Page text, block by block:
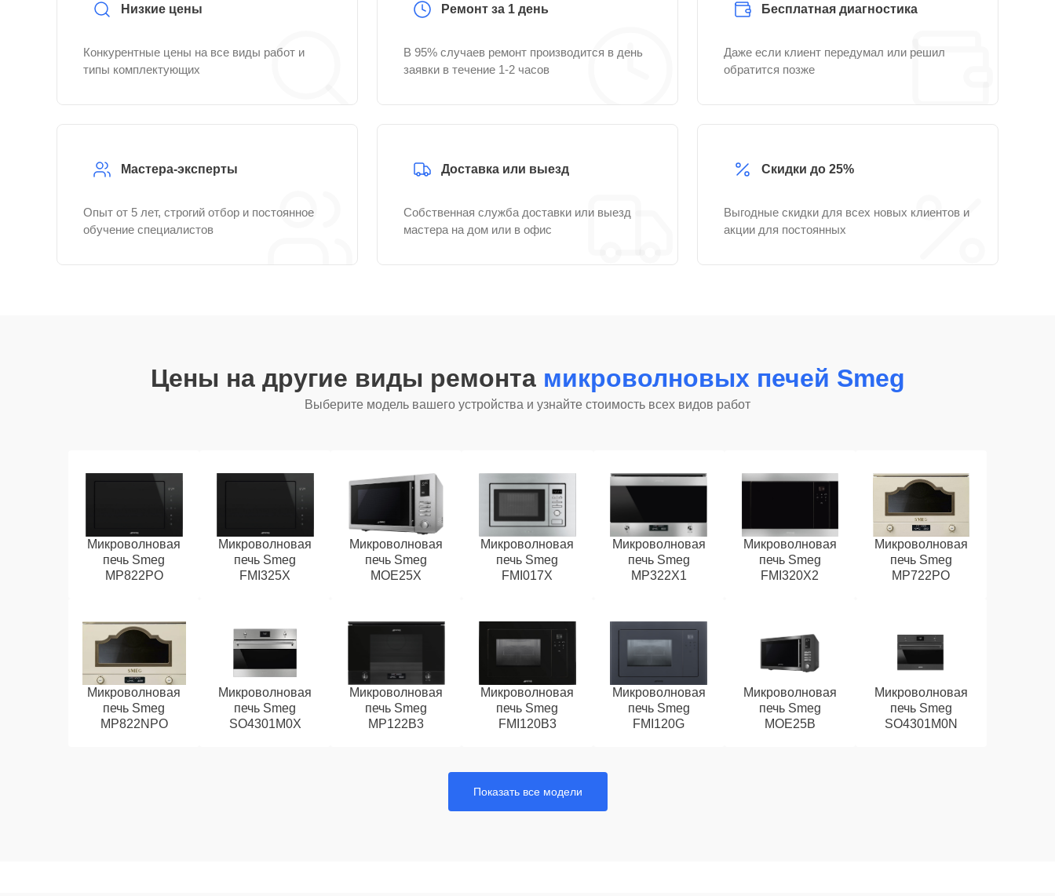
Низкие цены
Конкурентные цены на все виды работ и
типы комплектующих
Ремонт за 1 день
В 95% случаев ремонт производится в день
заявки в течение 1-2 часов
Бесплатная диагностика
Даже если клиент передумал или решил
обратится позже
Мастера-эксперты
Опыт от 5 лет, строгий отбор и постоянное
обучение специалистов
Доставка или выезд
Собственная служба доставки или выезд
мастера на дом или в офис
Скидки до 25%
Выгодные скидки для всех новых клиентов и
акции для постоянных
Цены на другие виды ремонта микроволновых печей Smeg
Выберите модель вашего устройства и узнайте стоимость всех видов работ
Микроволновая
печь Smeg
MP822PO
Микроволновая
печь Smeg
FMI325X
Микроволновая
печь Smeg
MOE25X
Микроволновая
печь Smeg
FMI017X
Микроволновая
печь Smeg
MP322X1
Микроволновая
печь Smeg
FMI320X2
Микроволновая
печь Smeg
MP722PO
Микроволновая
печь Smeg
MP822NPO
Микроволновая
печь Smeg
SO4301M0X
Микроволновая
печь Smeg
MP122B3
Микроволновая
печь Smeg
FMI120B3
Микроволновая
печь Smeg
FMI120G
Микроволновая
печь Smeg
MOE25B
Микроволновая
печь Smeg
SO4301M0N
Показать все модели